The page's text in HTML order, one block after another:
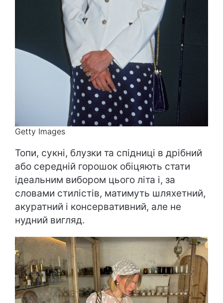
Getty Images
Топи, сукні, блузки та спідниці в дрібний
або середній горошок обіцяють стати
ідеальним вибором цього літа і, за
словами стилістів, матимуть шляхетний,
акуратний і консервативний, але не
нудний вигляд.